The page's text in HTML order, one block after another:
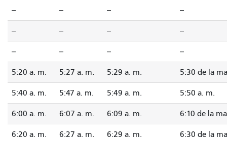
-- -- -- --
-- -- -- --
-- -- -- --
5:20 a. m. 5:27 a. m. 5:29 a. m. 5:30 de la
5:40 a. m. 5:47 a. m. 5:49 a. m. 5:50 a. m.
6:00 a. m. 6:07 a. m. 6:09 a. m. 6:10 de la
6:20 a. m. 6:27 a. m. 6:29 a. m. 6:30 de la